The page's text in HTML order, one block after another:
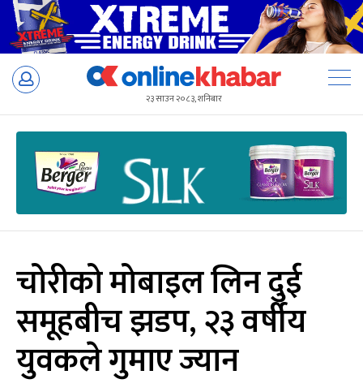
Skip
२३ साउन २०८३, शनिबार
चोरीको मोबाइल लिन दुई
समूहबीच झडप, २३ वर्षीय
युवकले गुमाए ज्यान